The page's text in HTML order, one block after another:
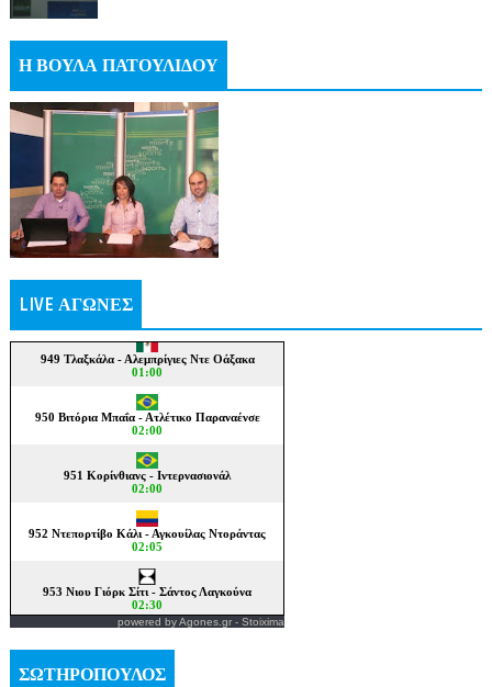
Η ΒΟΥΛΑ ΠΑΤΟΥΛΙΔΟΥ
LIVE ΑΓΩΝΕΣ
powered byAgones.gr- Stoixima
ΣΩΤΗΡΟΠΟΥΛΟΣ